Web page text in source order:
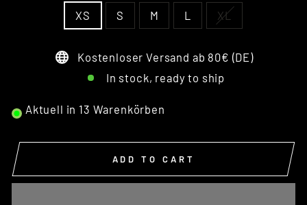
XS S M L XL
Kostenloser Versand ab 80€ (DE)
In stock, ready to ship
Aktuell in 13 Warenkörben
ADD TO CART